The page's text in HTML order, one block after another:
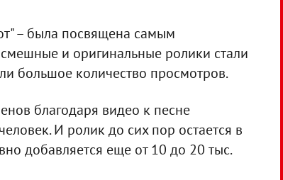
– была посвящена самым
и оригинальные ролики стали
большое количество просмотров.
благодаря видео к песне
И ролик до сих пор остается в
добавляется еще от 10 до 20 тыс.